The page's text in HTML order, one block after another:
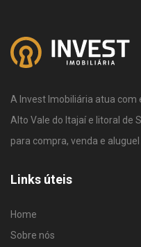
A Invest Imobiliária atua
Alto Vale do Itajaí e litoral de
para compra, venda e
Links úteis
Home
Sobre nós